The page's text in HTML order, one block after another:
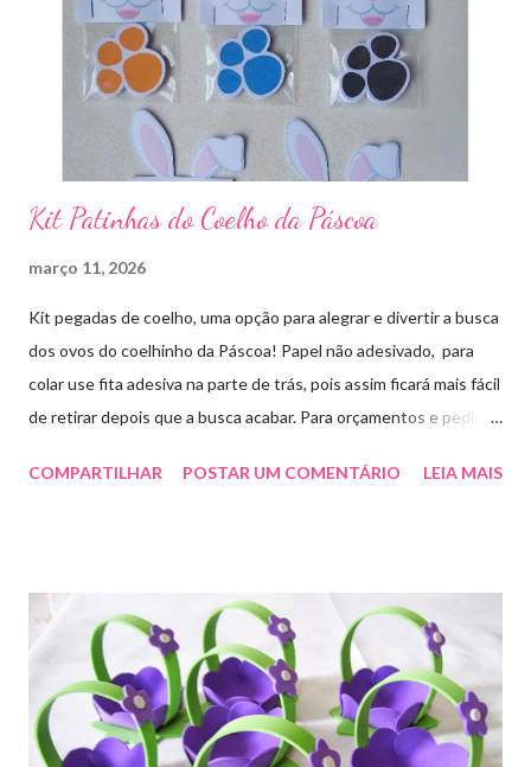
Kit Patinhas do Coelho da Páscoa
março 11, 2026
Kit pegadas de coelho, uma opção para alegrar e divertir a busca
dos ovos do coelhinho da Páscoa! Papel não adesivado, para
colar use fita adesiva na parte de trás, pois assim ficará mais fácil
de retirar depois que a busca acabar. Para orçamentos e pedidos
para baixar o arquivo que fiz para vocês! E peço que
COMPARTILHAR POSTAR UM COMENTÁRIO LEIA MAIS